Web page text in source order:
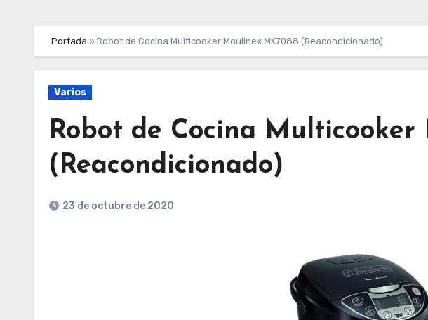
Portada » Robot de Cocina Multicooker Moulinex MK7088 (Reacondicionado)
Varios
Robot de Cocina Multicooker
(Reacondicionado)
23 de octubre de 2020